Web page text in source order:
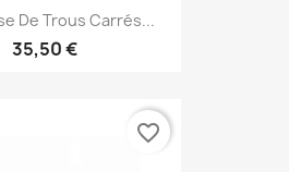
De Trous Carrés...
35,50 €
favorite_border